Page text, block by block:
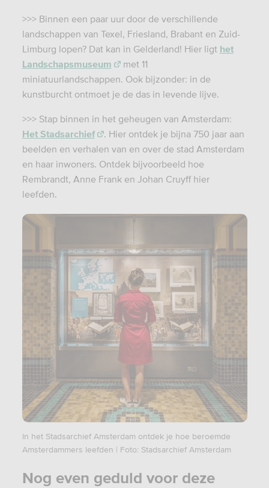
>>> Binnen een paar uur door de verschillende
landschappen van Texel, Friesland, Brabant en Zuid-
Limburg lopen? Dat kan in Gelderland! Hier ligt het
Landschapsmuseum
met 11
miniatuurlandschappen. Ook bijzonder: in de
kunstburcht ontmoet je de das in levende lijve.
>>> Stap binnen in het geheugen van Amsterdam:
Het Stadsarchief
. Hier ontdek je bijna 750 jaar aan
beelden en verhalen van en over de stad Amsterdam
en haar inwoners. Ontdek bijvoorbeeld hoe
Rembrandt, Anne Frank en Johan Cruyff hier
leefden.
In het Stadsarchief Amsterdam ontdek je hoe beroemde
Amsterdammers leefden | Foto: Stadsarchief Amsterdam
Nog even geduld voor deze